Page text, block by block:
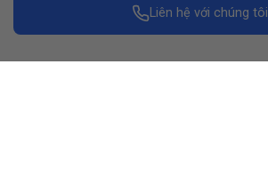
by Replus Marketing
Liên hệ với chúng tôi